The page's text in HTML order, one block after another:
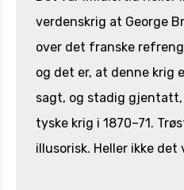
verdenskrig at George
over det franske
og det er, at denne krig
sagt, og stadig
tyske krig i 1870–71.
illusorisk. Heller ikke det